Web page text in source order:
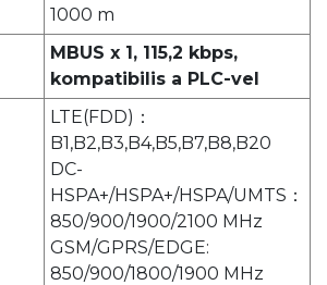
1000 m
MBUS x 1, 115,2 kbps,
kompatibilis a PLC-vel
LTE(FDD)：
B1,B2,B3,B4,B5,B7,B8,B20
DC-
HSPA+/HSPA+/HSPA/UMTS：
850/900/1900/2100 MHz
GSM/GPRS/EDGE:
850/900/1800/1900 MHz